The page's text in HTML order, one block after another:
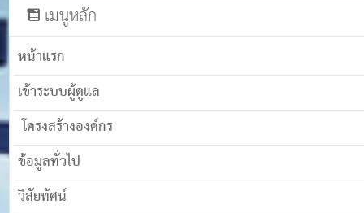
เมนูหลัก
หน้าแรก
เข้าระบบผู้ดูแล
โครงสร้างองค์กร
ข้อมูลทั่วไป
วิสัยทัศน์